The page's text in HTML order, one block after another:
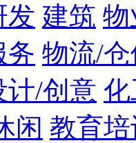
发 建筑 物
务 物流/
计/创意
闲 教育